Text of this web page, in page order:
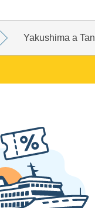
Yakushima a